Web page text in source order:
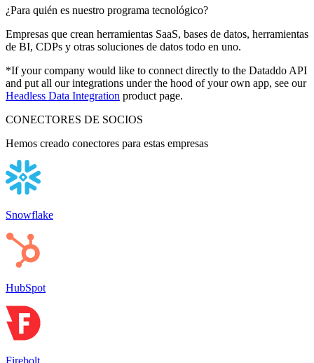
¿Para quién es nuestro programa tecnológico?
Empresas que crean herramientas SaaS, bases de datos, herramientas
de BI, CDPs y otras soluciones de datos todo en uno.
*If your company would like to connect directly to the Dataddo API
and put all our integrations under the hood of your own app, see our
Headless Data Integration product page.
CONECTORES DE SOCIOS
Hemos creado conectores para estas empresas
Snowflake
HubSpot
Firebolt